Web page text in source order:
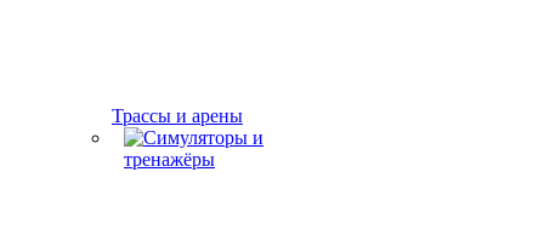
Трассы и арены